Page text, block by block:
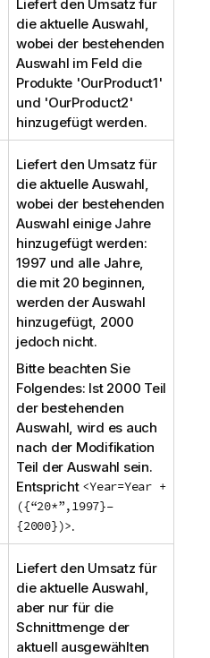
Liefert den Umsatz für
die aktuelle Auswahl,
wobei der bestehenden
Auswahl im Feld die
Produkte 'OurProduct1'
und 'OurProduct2'
hinzugefügt werden.
Liefert den Umsatz für
die aktuelle Auswahl,
wobei der bestehenden
Auswahl einige Jahre
hinzugefügt werden:
1997 und alle Jahre,
die mit 20 beginnen,
werden der Auswahl
hinzugefügt, 2000
jedoch nicht.
Bitte beachten Sie
Folgendes: Ist 2000 Teil
der bestehenden
Auswahl, wird es auch
nach der Modifikation
Teil der Auswahl sein.
Entspricht <Year=Year +
({“20*”,1997}–
{2000})>.
Liefert den Umsatz für
die aktuelle Auswahl,
aber nur für die
Schnittmenge der
aktuell ausgewählten